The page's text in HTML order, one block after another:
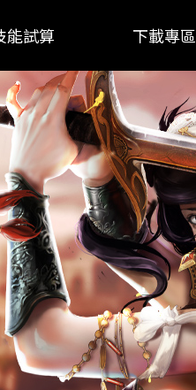
能試算 下載專區